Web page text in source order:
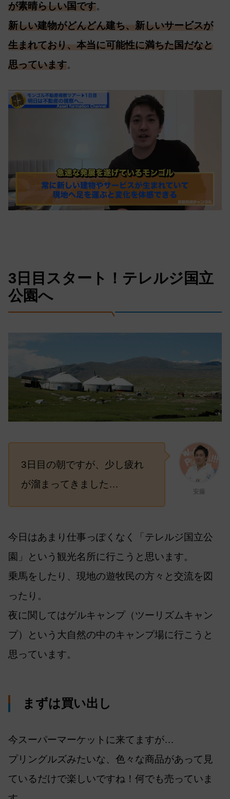
が素晴らしい国です。
新しい建物がどんどん建ち、新しいサービスが
生まれており、本当に可能性に満ちた国だなと
思っています。
3日目スタート！テレルジ国立
公園へ
安藤
3日目の朝ですが、少し疲れ
が溜まってきました…
今日はあまり仕事っぽくなく「テレルジ国立公
園」という観光名所に行こうと思います。
乗馬をしたり、現地の遊牧民の方々と交流を図
ったり。
夜に関してはゲルキャンプ（ツーリズムキャン
プ）という大自然の中のキャンプ場に行こうと
思っています。
まずは買い出し
今スーパーマーケットに来てますが…
プリングルズみたいな、色々な商品があって見
ているだけで楽しいですね！何でも売っていま